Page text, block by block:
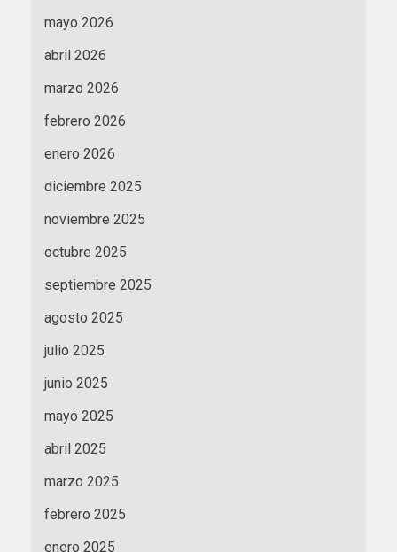
mayo 2026
abril 2026
marzo 2026
febrero 2026
enero 2026
diciembre 2025
noviembre 2025
octubre 2025
septiembre 2025
agosto 2025
julio 2025
junio 2025
mayo 2025
abril 2025
marzo 2025
febrero 2025
enero 2025